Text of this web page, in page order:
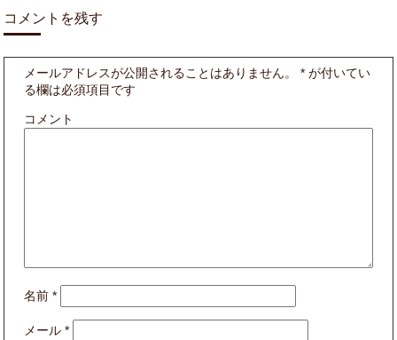
コメントを残す
メールアドレスが公開されることはありません。 * が付いてい
る欄は必須項目です
コメント
名前*
メール*